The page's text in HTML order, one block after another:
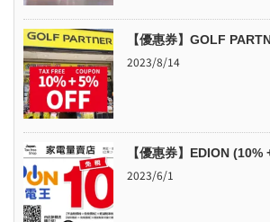
【優惠券】GOLF
2023/8/14
【優惠券】EDION
2023/6/1